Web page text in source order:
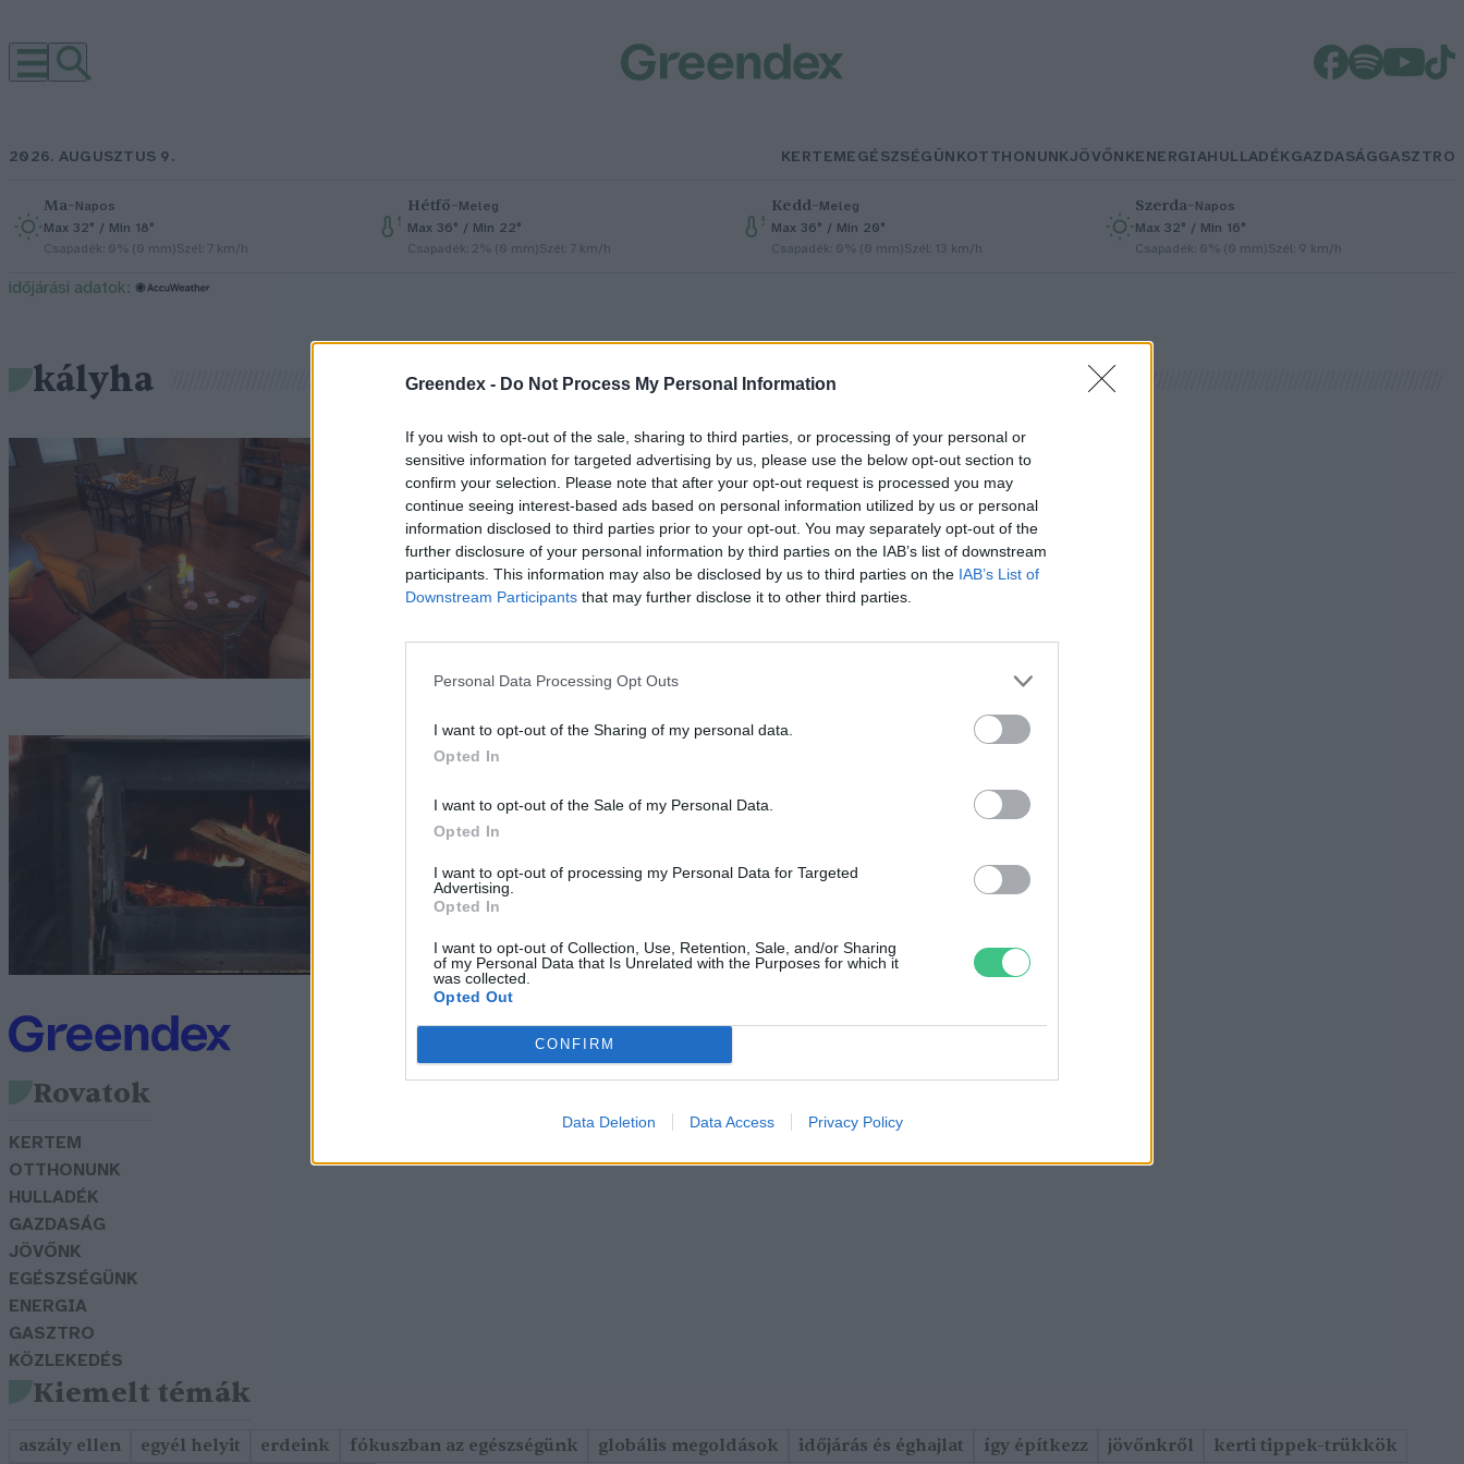
Greendex - Do Not Process My Personal Information
If you wish to opt-out of the sale, sharing to third parties, or processing of your personal or
sensitive information for targeted advertising by us, please use the below opt-out section to
confirm your selection. Please note that after your opt-out request is processed you may
continue seeing interest-based ads based on personal information utilized by us or personal
information disclosed to third parties prior to your opt-out. You may separately opt-out of the
further disclosure of your personal information by third parties on the IAB’s list of downstream
participants. This information may also be disclosed by us to third parties on the IAB’s List of
Downstream Participants that may further disclose it to other third parties.
Personal Data Processing Opt Outs
I want to opt-out of the Sharing of my personal data.
Opted In
I want to opt-out of the Sale of my Personal Data.
Opted In
I want to opt-out of processing my Personal Data for Targeted
Advertising.
Opted In
I want to opt-out of Collection, Use, Retention, Sale, and/or Sharing
of my Personal Data that Is Unrelated with the Purposes for which it
was collected.
Opted Out
CONFIRM
Data Deletion Data Access Privacy Policy
2026. AUGUSZTUS 9. KERTEMEGÉSZSÉGÜNKOTTHONUNKJÖVŐNKENERGIAHULLADÉKGAZDASÁGGASZTRO
Ma–Napos
Max 32° / Min 18°
Csapadék: 0% (0 mm)Szél: 7 km/h
Hétfő–Meleg
Max 36° / Min 22°
Csapadék: 2% (0 mm)Szél: 7 km/h
Kedd–Meleg
Max 36° / Min 20°
Csapadék: 0% (0 mm)Szél: 13 km/h
Szerda–Napos
Max 32° / Min 16°
Csapadék: 0% (0 mm)Szél: 9 km/h
időjárási adatok:
kályha
Miért jön vissza a füst a
kályhában?
Bódi Ábel
Milyen kályhát vegyek?
Rovatok
KERTEM
OTTHONUNK
HULLADÉK
GAZDASÁG
JÖVŐNK
EGÉSZSÉGÜNK
ENERGIA
GASZTRO
KÖZLEKEDÉS
Kiemelt témák
aszály ellen egyél helyit erdeink fókuszban az egészségünk globális megoldások időjárás és éghajlat így építkezz jövőnkről kerti tippek-trükkök